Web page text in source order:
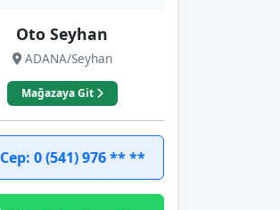
Oto Seyhan
ADANA/Seyhan
Mağazaya Git
Cep: 0 (541) 976 ** **